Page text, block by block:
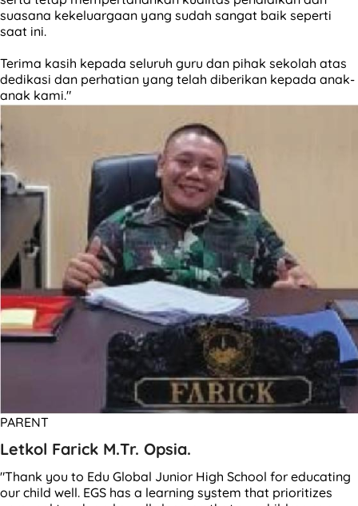
suasana kekeluargaan yang sudah sangat baik seperti
saat ini.
Terima kasih kepada seluruh guru dan pihak sekolah atas
dedikasi dan perhatian yang telah diberikan kepada anak-
anak kami."
PARENT
Letkol Farick M.Tr. Opsia.
"Thank you to Edu Global Junior High School for educating
our child well. EGS has a learning system that prioritizes